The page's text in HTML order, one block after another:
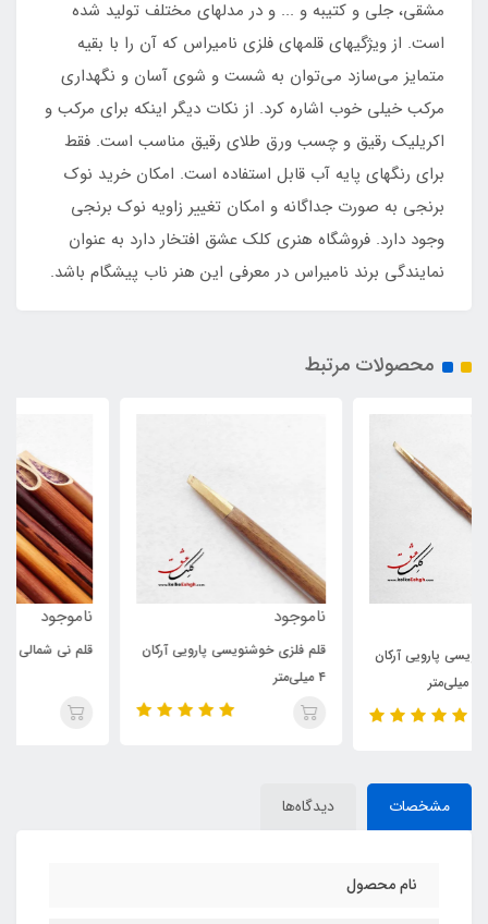
مشقی، جلی و کتیبه و ... و در مدلهای مختلف تولید شده
است. از ویژگیهای قلمهای فلزی نامیراس که آن را با بقیه
متمایز می‌سازد می‌توان به شست و شوی آسان و نگهداری
مرکب خیلی خوب اشاره کرد. از نکات دیگر اینکه برای مرکب و
اکریلیک رقیق و چسب ورق طلای رقیق مناسب است. فقط
برای رنگهای پایه آب قابل استفاده است. امکان خرید نوک
برنجی به صورت جداگانه و امکان تغییر زاویه نوک برنجی
وجود دارد. فروشگاه هنری کلک عشق افتخار دارد به عنوان
نمایندگی برند نامیراس در معرفی این هنر ناب پیشگام باشد.
محصولات مرتبط
قلم فلزی خوشنویسی پارویی آرکان
۴ میلی‌متر
قلم نی شمالی رنگ شده (تراشیده)
مشخصات دیدگاه‌ها
نام محصول